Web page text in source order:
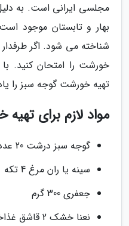
مجلسی ایرانی است. به
بهار و تابستان موجود
شناخته می شود. اگر
خورشت را امتحان کنید. با
تهیه خورشت گوجه سبز را
مواد لازم برای
گوجه سبز درشت 20 عدد
سینه یا ران مرغ 4 تکه
جعفری 300 گرم
نعنا خشک 2 قاشق غذاخوری